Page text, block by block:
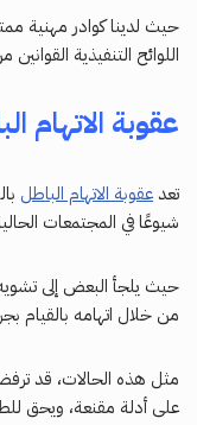
حيث لدينا كوادر مهنية
اللوائح التنفيذية
عقوبة الاتهام
تعد عقوبة الاتهام الباطل
شيوعًا في المجتمعات
حيث يلجأ البعض إلى
من خلال اتهامه بالقيام
مثل هذه الحالات، قد
على أدلة مقنعة، ويحق